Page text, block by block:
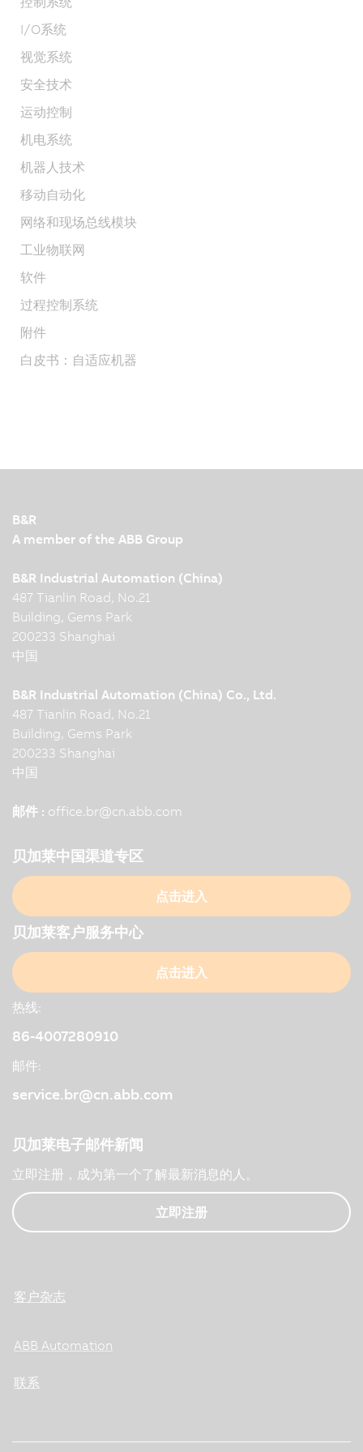
I/O系统
视觉系统
安全技术
运动控制
机电系统
机器人技术
移动自动化
网络和现场总线模块
工业物联网
软件
过程控制系统
附件
白皮书：自适应机器
B&R
A member of the ABB Group
B&R Industrial Automation (China)
487 Tianlin Road, No.21
Building, Gems Park
200233 Shanghai
中国
B&R Industrial Automation (China) Co., Ltd.
487 Tianlin Road, No.21
Building, Gems Park
200233 Shanghai
中国
邮件 : office.br@cn.abb.com
贝加莱中国渠道专区
点击进入
贝加莱客户服务中心
点击进入
热线:
86-4007280910
邮件:
service.br@cn.abb.com
贝加莱电子邮件新闻
立即注册，成为第一个了解最新消息的人。
立即注册
客户杂志
ABB Automation
联系